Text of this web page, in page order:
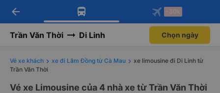
Tải app Vexere ngay!
Nhận ưu đãi thành viên độc
Mở app
Tải app Vexere
-30k/ghế khi đặt vé máy bay qua
Mở app
arrow_back -30k
Trần Văn Thời Di Linh Chọn ngày
Vé xe khách xe đi Lâm Đồng từ Cà Mau
xe limousine đi Di Linh từ
Trần Văn Thời
Vé xe Limousine của 4 nhà xe từ Trần Văn Thời